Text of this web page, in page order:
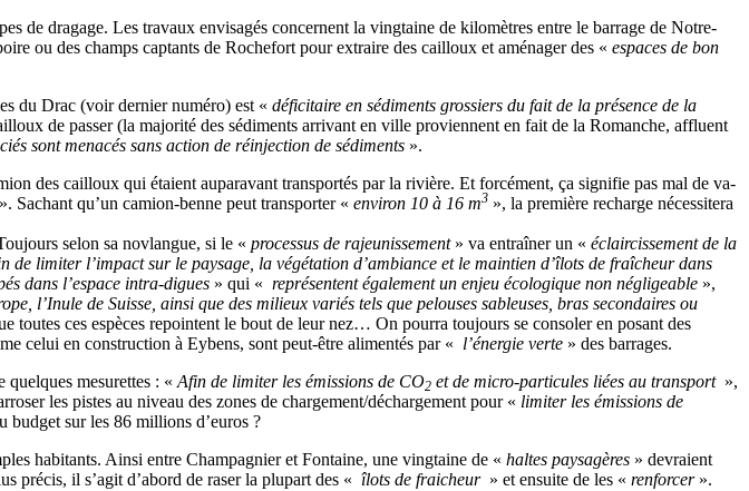
de dragage. Les travaux envisagés concernent la vingtaine de kilomètres entre le barrage de Notre-
ou des champs captants de Rochefort pour extraire des cailloux et aménager des « espaces de bon
du Drac (voir dernier numéro) est « déficitaire en sédiments grossiers du fait de la présence de la
de passer (la majorité des sédiments arrivant en ville proviennent en fait de la Romanche, affluent
sont menacés sans action de réinjection de sédiments ».
des cailloux qui étaient auparavant transportés par la rivière. Et forcément, ça signifie pas mal de va-
». Sachant qu’un camion-benne peut transporter « environ 10 à 16 m3 », la première recharge nécessitera
selon sa novlangue, si le « processus de rajeunissement» va entraîner un « éclaircissement de la
de limiter l’impact sur le paysage, la végétation d’ambiance et le maintien d’îlots de fraîcheur dans
dans l’espace intra-digues » qui « représentent également un enjeu écologique non négligeable »,
l’Inule de Suisse, ainsi que des milieux variés tels que pelouses sableuses, bras secondaires ou
toutes ces espèces repointent le bout de leur nez… On pourra toujours se consoler en posant des
celui en construction à Eybens, sont peut-être alimentés par « l’énergie verte » des barrages.
mesurettes : « Afin de limiter les émissions de CO2 et de micro-particules liées au transport »,
les pistes au niveau des zones de chargement/déchargement pour « limiter les émissions de
budget sur les 86 millions d’euros ?
habitants. Ainsi entre Champagnier et Fontaine, une vingtaine de « haltes paysagères » devraient
précis, il s’agit d’abord de raser la plupart des « îlots de fraicheur » et ensuite de les « renforcer».